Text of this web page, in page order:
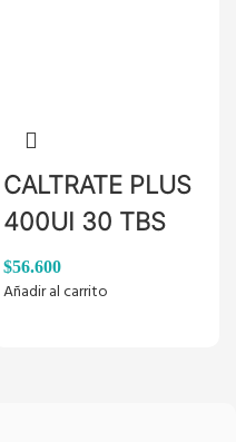
CALTRATE PLUS
400UI 30 TBS
$56.600
Añadir al carrito